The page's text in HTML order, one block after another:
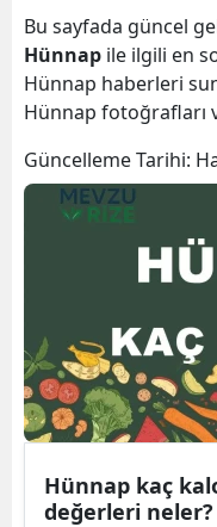
Bu sayfada güncel
Hünnap ile ilgili en
Hünnap haberleri
Hünnap fotoğrafları
Güncelleme Tarihi:
Hünnap kaç
değerleri neler?